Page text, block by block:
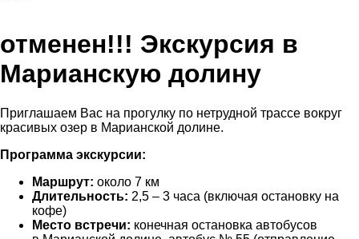
отменен!!! Экскурсия в
Марианскую долину
Приглашаем Вас на прогулку по нетрудной трассе вокруг
красивых озер в Марианской долине.
Программа экскурсии:
Маршрут: около 7 км
Длительность: 2,5 – 3 часа (включая остановку на
кофе)
Место встречи: конечная остановка автобусов